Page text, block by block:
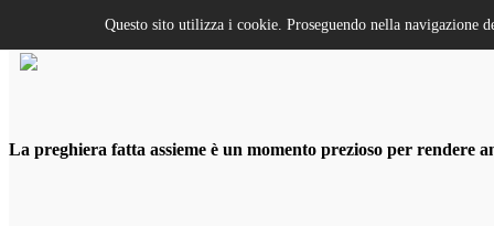
La preghiera fatta assieme è un momento prezioso per rendere
Questo sito utilizza i cookie. Proseguendo nella navigazione